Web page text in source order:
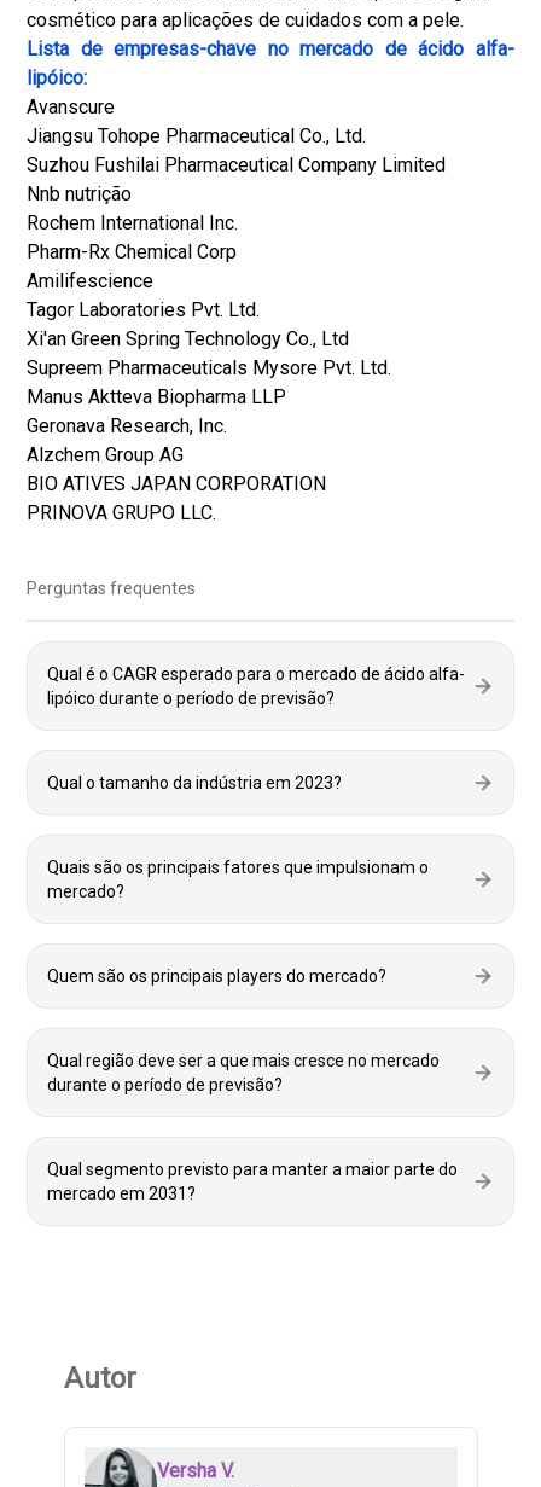
cosmético para aplicações de cuidados com a pele.
Lista de empresas-chave no mercado de ácido alfa-
lipóico:
Avanscure
Jiangsu Tohope Pharmaceutical Co., Ltd.
Suzhou Fushilai Pharmaceutical Company Limited
Nnb nutrição
Rochem International Inc.
Pharm-Rx Chemical Corp
Amilifescience
Tagor Laboratories Pvt. Ltd.
Xi'an Green Spring Technology Co., Ltd
Supreem Pharmaceuticals Mysore Pvt. Ltd.
Manus Aktteva Biopharma LLP
Geronava Research, Inc.
Alzchem Group AG
BIO ATIVES JAPAN CORPORATION
PRINOVA GRUPO LLC.
Perguntas frequentes
Qual é o CAGR esperado para o mercado de ácido alfa-
lipóico durante o período de previsão?
Qual o tamanho da indústria em 2023?
Quais são os principais fatores que impulsionam o
mercado?
Quem são os principais players do mercado?
Qual região deve ser a que mais cresce no mercado
durante o período de previsão?
Qual segmento previsto para manter a maior parte do
mercado em 2031?
Autor
Versha V.